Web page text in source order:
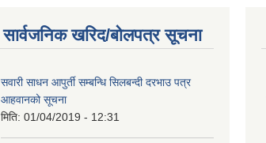
सार्वजनिक खरिद/बोलपत्र सूचना
सवारी साधन आपुर्ती सम्बन्धि सिलबन्दी दरभाउ पत्र
आहवानको सूचना
मिति: 01/04/2019 - 12:31